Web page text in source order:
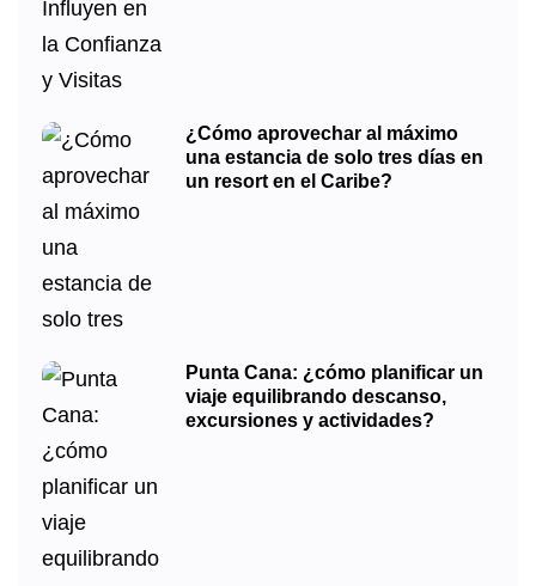
¿Cómo aprovechar al máximo
una estancia de solo tres días en
un resort en el Caribe?
Punta Cana: ¿cómo planificar un
viaje equilibrando descanso,
excursiones y actividades?